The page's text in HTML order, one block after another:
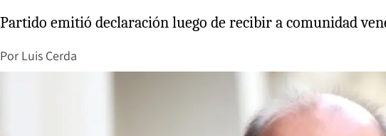
Partido emitió declaración luego de recibir a comunidad
Por Luis Cerda